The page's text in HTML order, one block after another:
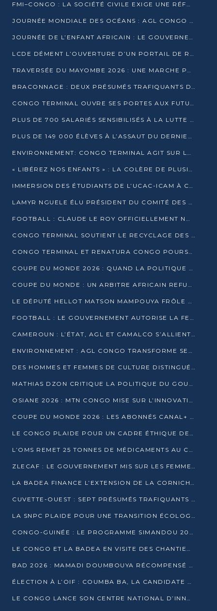
FMI–CONGO : LA SOCIÉTÉ CIVILE EXIGE UNE RÉFORME DE LA FISCALITÉ PÉTROLIÈRE
JOURNÉE MONDIALE DES OCÉANS : AGL CONGO MOBILISE SES COLLABORATEURS POUR LA PRÉSERVATION DE LA BIODIVERSITÉ MARINE
JOURNÉE DE L’ENFANT AFRICAIN : LE GOUVERNEMENT MOBILISÉ POUR L’HYGIÈNE DANS LES ORPHELINATS
LCDE DÉMENT L’OUVERTURE D’UN PORTAIL DE RECRUTEMENT ET APPELLE À LA VIGILANCE
TRAVERSÉE DU MAYOMBE 2026 : UNE MARCHE POUR SENSIBILISER ET DÉPISTER AU DIABÈTE
BRACONNAGE : DEUX PRÉSUMÉS TRAFIQUANTS D’HIPPOPOTAME ÉCROUÉS À BRAZZAVILLE
CONGO TERMINAL OUVRE SES PORTES AUX FUTURS INGÉNIEURS DE L’UCAC-ICAM
PLUS DE 700 SALARIÉS SENSIBILISÉS À LA LUTTE CONTRE LA TUBERCULOSE À CONGO TERMINAL
PLUS DE 149 000 ÉLÈVES À L’ASSAUT DU DERNIER CEPE
ENVIRONNEMENT: CONGO TERMINAL AGIT SUR LE TERRAIN ET FORME LES PLUS JEUNES
« LIBÉREZ NOS ENFANTS » : LA COLÈRE DE PLUSIEURS MÈRES À BRAZZAVILLE CONTRE LA DGSP
IMMERSION DES ÉTUDIANTS DE L’UCAC-ICAM À CONGO TERMINAL
LAMYR NGUELE ÉLU PRÉSIDENT DU COMITÉ DES MEMBRES D’HONNEUR DU PCT
FOOTBALL : CLAUDE LE ROY OFFICIELLEMENT NOMMÉ SÉLECTIONNEUR DU CONGO
CONGO TERMINAL SOUTIENT LE RECYCLAGE DES DÉCHETS PLASTIQUES À POINTE-NOIRE
CONGO TERMINAL ET RENATURA CONGO POURSUIVENT LEUR COMBAT POUR LA BIODIVERSITÉ
COUPE DU MONDE 2026 : QUAND LA POLITIQUE MENACE L’UNIVERSALITÉ DU FOOTBALL
COUPE DU MONDE : UN ARBITRE AFRICAIN REFUSÉ À L’ENTRÉE DES ÉTATS-UNIS
LE DÉPUTÉ HELLOT MATSON MAMPOUYA FRÔLE LA MORT LORS D’UNE EMBUSCADE DZNS LE POOL
FOOTBALL : LE GOUVERNEMENT AUTORISE LA FECOFOOT À OCCUPER LES COMPLEXES SPORTIFS
CAMEROUN : L’ÉTAT, AGL ET CAMALCO S’ALLIENT POUR UN MÉGA-PROJET FERROVIAIRE
ENVIRONNEMENT : AGL CONGO TRANSFORME SES DÉCHETS EN OUTILS DE FORMATION
DES HOMMES ET FEMMES DE CULTURE DISTINGUÉS POUR LEUR ENGAGEMENT PAR BANTOU CULTURE
MATHIAS DZON CRITIQUE LA POLITIQUE DU GOUVERNEMENT ET ALERTE SUR LA DETTE DU CONGO
OSIANE 2026 : MTN CONGO MISE SUR L’INNOVATION POUR RELEVER LES DÉFIS AFRICAINS
COUPE DU MONDE 2026 : LES ABONNÉS CANAL+ AU CONGO DÉÇUS À QUELQUES JOURS DU COUP D’ENVOI
LE CONGO PLAIDE POUR UN CADRE ÉTHIQUE DE L’INTELLIGENCE ARTIFICIELLE À DAKAR
L’OMS REMET 25 TONNES DE MÉDICAMENTS AU CONGO POUR RENFORCER LA RIPOSTE AUX ÉPIDÉMIES
ZLECAF : LE GOUVERNEMENT MIS SUR LES FEMMES ENTREPRENEURES
LA BADEA FINANCE L’EXTENSION DE LA CORNICHE SUD DE BRAZZAVILLE
CUVETTE-OUEST : SEPT PRÉSUMÉS TRAFIQUANTS DE FAUNE INTERPELLÉS À EWO ET KELLÉ
LA SNPC PLAIDE POUR UNE TRANSITION ÉCOLOGIQUE PROGRESSIVE
CONGO-GUINÉE : LE PROGRAMME SIMANDOU 2040 AU CŒUR DES ÉCHANGES À LA BAD
LE CONGO ET LA BADEA EN VISITE DES CHANTIERS
BAD 2026 : MAMADI DOUMBOUYA RÉCOMPENSÉ PAR LE TROPHÉE BABACAR NDIAYE À BRAZZAVILLE
ÉLECTION À L’OIF : COUMBA BA, LA CANDIDATE DISCRÈTE QUI BOUSCULE LE JEU DIPLOMATIQUE
LE CONGO LANCE SON CENTRE NATIONAL D’INNOVATION